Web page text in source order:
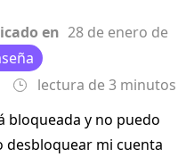
en 28 de enero de
lectura de 3 minutos
bloqueada y no puedo
desbloquear mi cuenta